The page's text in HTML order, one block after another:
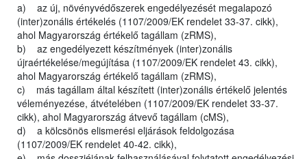
a) az új, növényvédőszerek engedélyezését megalapozó
(inter)zonális értékelés (1107/2009/EK rendelet 33-37. cikk),
ahol Magyarország értékelő tagállam (zRMS),
b) az engedélyezett készítmények (inter)zonális
újraértékelése/megújítása (1107/2009/EK rendelet 43. cikk),
ahol Magyarország értékelő tagállam (zRMS),
c) más tagállam által készített (inter)zonális értékelő jelentés
véleményezése, átvételében (1107/2009/EK rendelet 33-37.
cikk), ahol Magyarország átvevő tagállam (cMS),
d) a kölcsönös elismerési eljárások feldolgozása
(1107/2009/EK rendelet 40-42. cikk),